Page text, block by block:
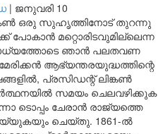
| ജനുവരി 10
ഒരു സുഹൃത്തിനോട് തുറന്നു
പോകാൻ മറ്റൊരിടവുമില്ലെന്ന
ഞാൻ പലതവണ
ആഭ്യന്തരയുദ്ധത്തിന്റെ
പ്രസിഡന്റ് ലിങ്കൺ
സമയം ചെലവഴിക്കുക
ടൊപ്പം ചേരാൻ രാജ്യത്തെ
ചെയ്തു. 1861-ൽ